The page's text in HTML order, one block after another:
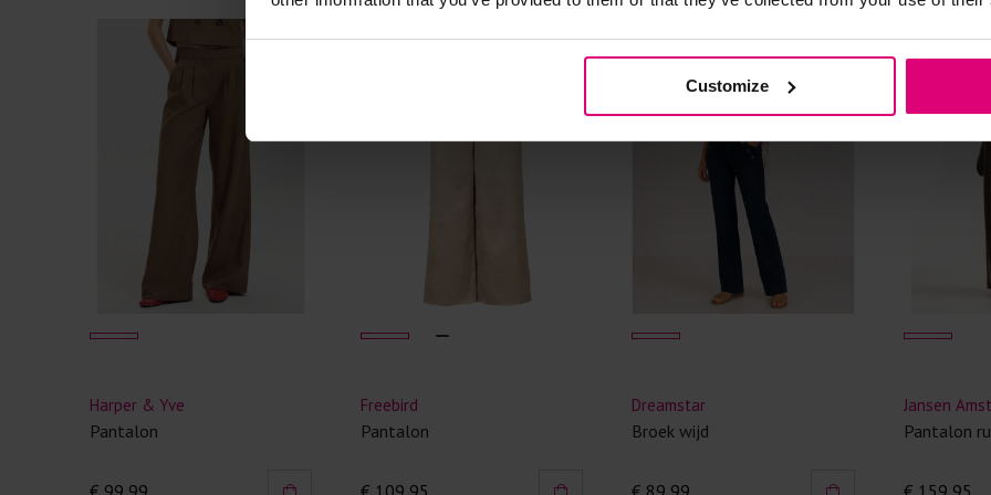
Customize
van het
niet
Twijfels?
Harper & Yve
Pantalon
Freebird
Pantalon
Dreamstar
Broek wijd
Jansen
Pantalon